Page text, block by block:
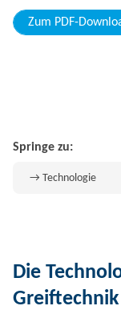
Zum PDF-
Springe zu:
→ Technologie
Die
Greiftechnik